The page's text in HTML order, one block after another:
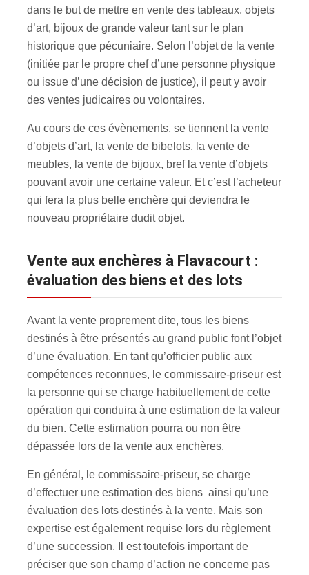
dans le but de mettre en vente des tableaux, objets
d’art, bijoux de grande valeur tant sur le plan
historique que pécuniaire. Selon l’objet de la vente
(initiée par le propre chef d’une personne physique
ou issue d’une décision de justice), il peut y avoir
des ventes judicaires ou volontaires.
Au cours de ces évènements, se tiennent la vente
d’objets d’art, la vente de bibelots, la vente de
meubles, la vente de bijoux, bref la vente d’objets
pouvant avoir une certaine valeur. Et c’est l’acheteur
qui fera la plus belle enchère qui deviendra le
nouveau propriétaire dudit objet.
Vente aux enchères à Flavacourt :
évaluation des biens et des lots
Avant la vente proprement dite, tous les biens
destinés à être présentés au grand public font l’objet
d’une évaluation. En tant qu’officier public aux
compétences reconnues, le commissaire-priseur est
la personne qui se charge habituellement de cette
opération qui conduira à une estimation de la valeur
du bien. Cette estimation pourra ou non être
dépassée lors de la vente aux enchères.
En général, le commissaire-priseur, se charge
d’effectuer une estimation des biens ainsi qu’une
évaluation des lots destinés à la vente. Mais son
expertise est également requise lors du règlement
d’une succession. Il est toutefois important de
préciser que son champ d’action ne concerne pas